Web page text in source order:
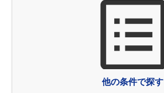
他の条件で探す